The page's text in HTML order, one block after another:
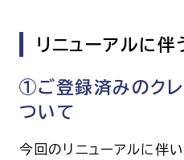
書籍
リニューアルに伴
①ご登録済みのクレ
ついて
今回のリニューアルに伴